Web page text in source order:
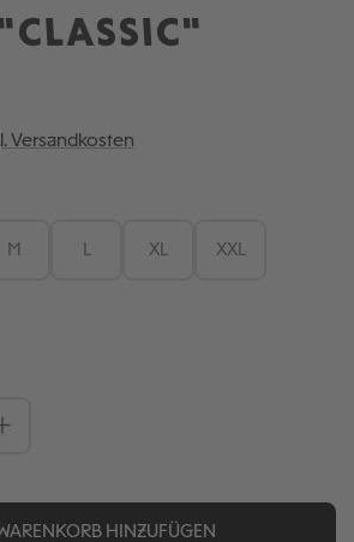
Versandkosten
M XL XXL
Gib den gewünschten
HINZUFÜGEN